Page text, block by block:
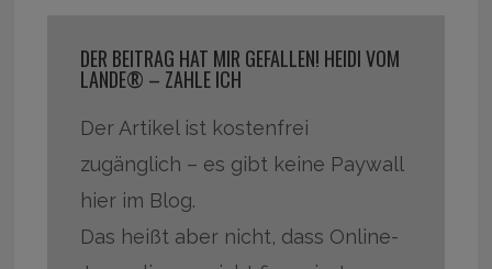
DER BEITRAG HAT MIR GEFALLEN! HEIDI VOM
LANDE® – ZAHLE ICH
Der Artikel ist kostenfrei
zugänglich – es gibt keine Paywall
hier im Blog.
Das heißt aber nicht, dass Online-